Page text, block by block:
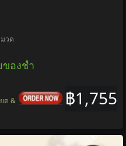
วด
องชำ
฿1,755
ด &